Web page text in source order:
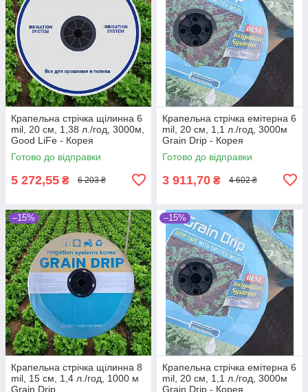
Крапельна стрічка щілинна 6
mil, 20 см, 1,38 л./год, 3000м,
Good LiFe - Корея
Готово до відправки
5 272,55 ₴ 6 203 ₴
Крапельна стрічка емітерна 6
mil, 20 см, 1,1 л./год, 3000м
Grain Drip - Корея
Готово до відправки
3 911,70 ₴ 4 602 ₴
–15%
Крапельна стрічка щілинна 8
mil, 15 см, 1,4 л./год, 1000 м
Grain Drip
–15%
Крапельна стрічка емітерна 6
mil, 20 см, 1,1 л./год, 3000м
Grain Drip - Корея